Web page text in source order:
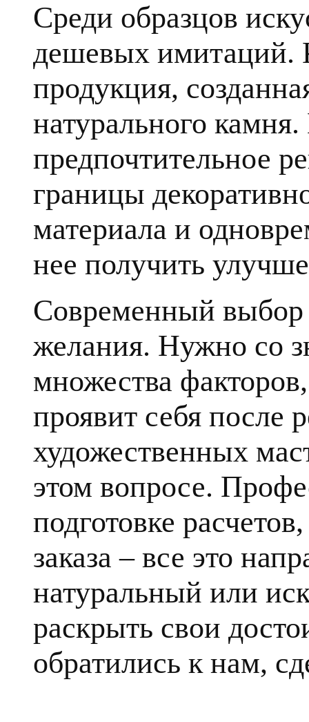
Среди образцов
дешевых имитаций.
продукция,
натурального
предпочтительное
границы
материала и
нее получить
Современный выбор
желания. Нужно со
множества
проявит себя после
художественных
этом вопросе.
подготовке
заказа – все это
натуральный или
раскрыть свои
обратились к нам,